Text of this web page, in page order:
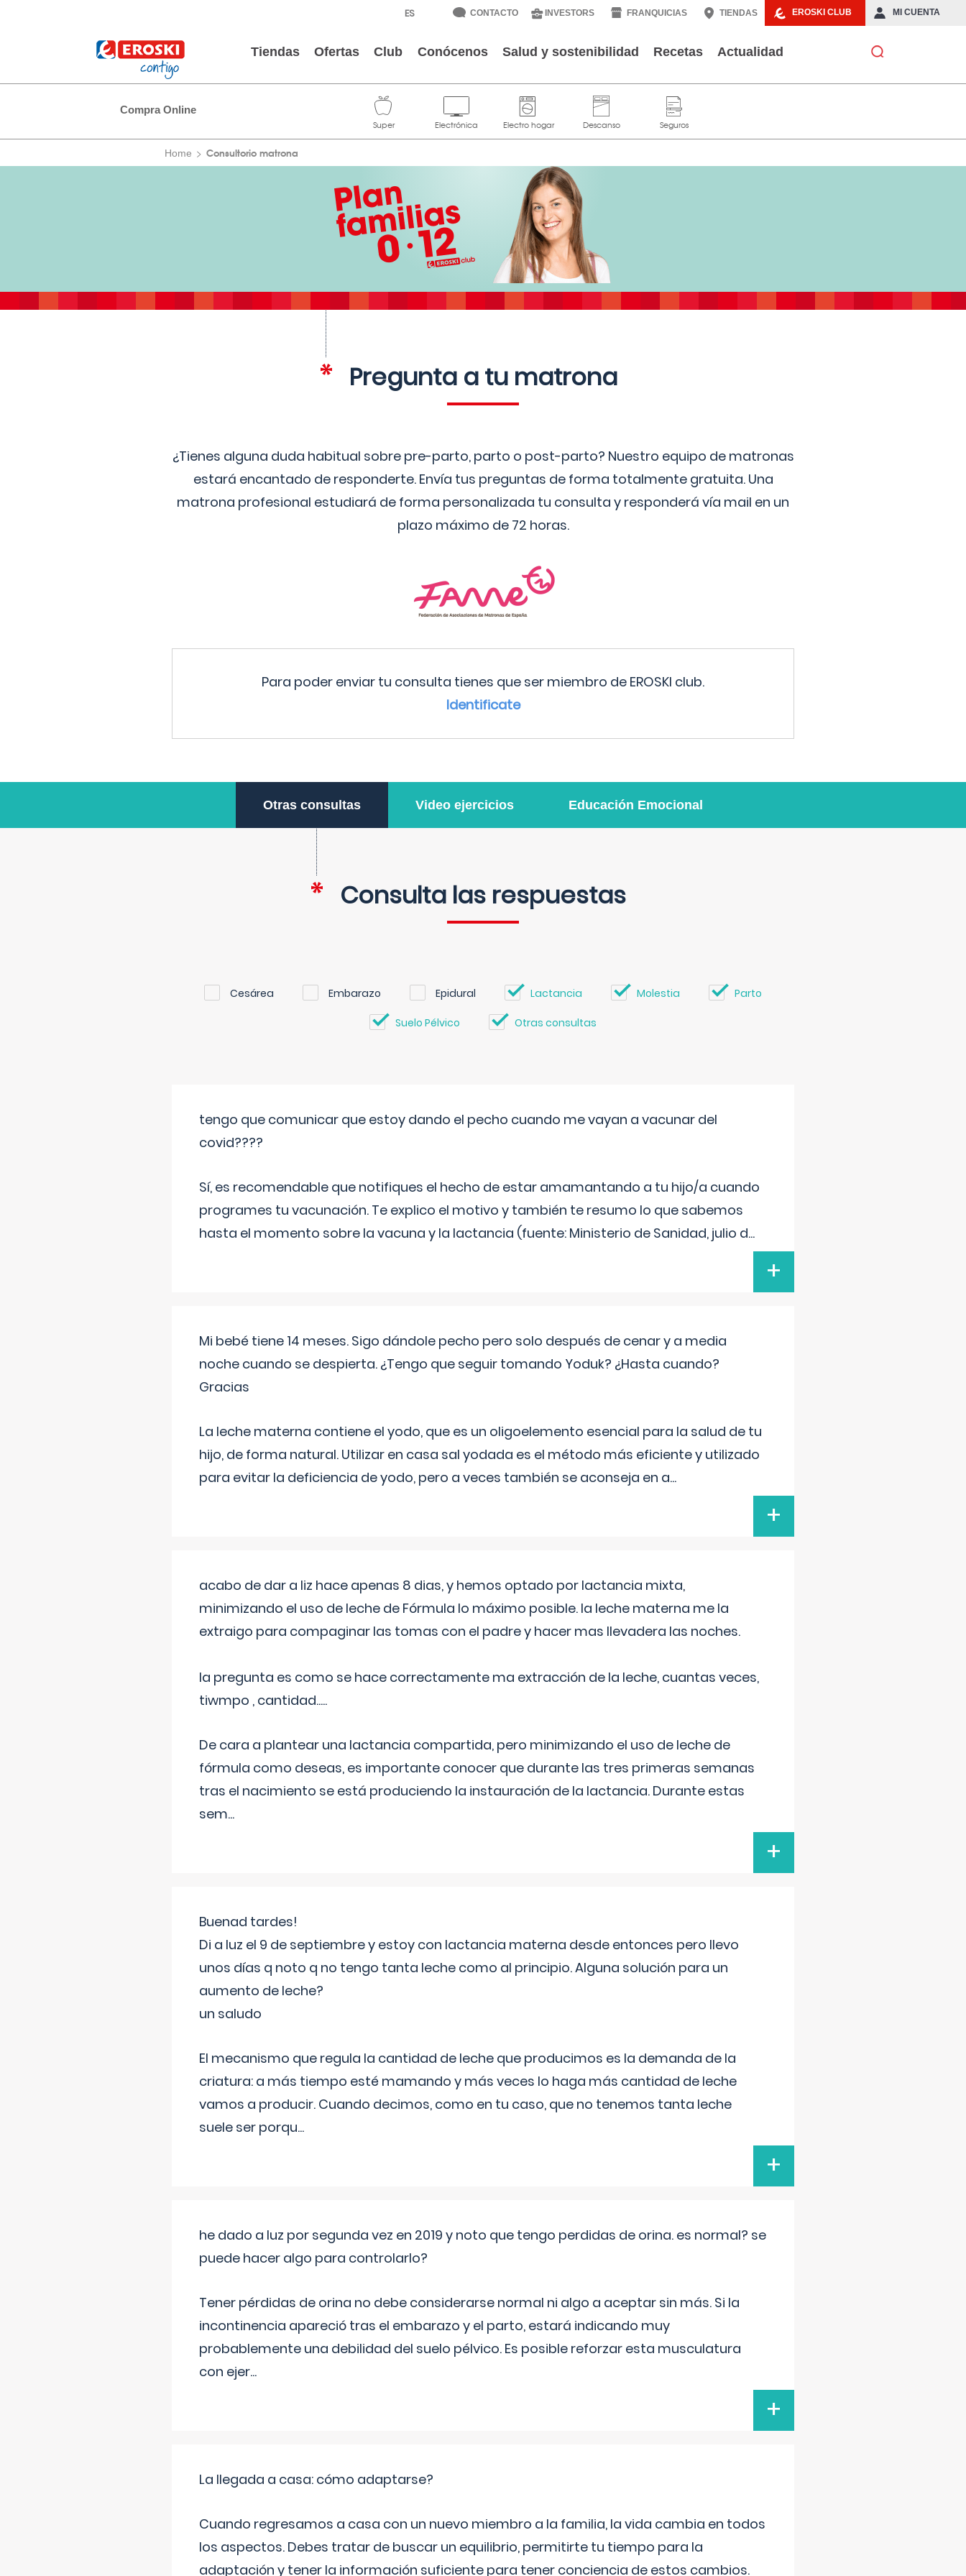
EROSKI CLUB MI CUENTA
CONTACTO INVESTORS FRANQUICIAS TIENDAS
Tiendas Ofertas Club Conócenos Salud y sostenibilidad Recetas Actualidad
Compra Online
Home Consultorio matrona
Pregunta a tu matrona
¿Tienes alguna duda habitual sobre pre-parto, parto o post-parto? Nuestro equipo de matronas
estará encantado de responderte. Envía tus preguntas de forma totalmente gratuita. Una
matrona profesional estudiará de forma personalizada tu consulta y responderá vía mail en un
plazo máximo de 72 horas.
Para poder enviar tu consulta tienes que ser miembro de EROSKI club.
Identificate
Otras consultas Video ejercicios Educación Emocional
Consulta las respuestas
Cesárea Embarazo Epidural Lactancia Molestia Parto
Suelo Pélvico Otras consultas
tengo que comunicar que estoy dando el pecho cuando me vayan a vacunar del
covid????
Sí, es recomendable que notifiques el hecho de estar amamantando a tu hijo/a cuando
programes tu vacunación. Te explico el motivo y también te resumo lo que sabemos
hasta el momento sobre la vacuna y la lactancia (fuente: Ministerio de Sanidad, julio d...
+
Mi bebé tiene 14 meses. Sigo dándole pecho pero solo después de cenar y a media
noche cuando se despierta. ¿Tengo que seguir tomando Yoduk? ¿Hasta cuando?
Gracias
La leche materna contiene el yodo, que es un oligoelemento esencial para la salud de tu
hijo, de forma natural. Utilizar en casa sal yodada es el método más eficiente y utilizado
para evitar la deficiencia de yodo, pero a veces también se aconseja en a...
+
acabo de dar a liz hace apenas 8 dias, y hemos optado por lactancia mixta,
minimizando el uso de leche de Fórmula lo máximo posible. la leche materna me la
extraigo para compaginar las tomas con el padre y hacer mas llevadera las noches.
la pregunta es como se hace correctamente ma extracción de la leche, cuantas veces,
tiwmpo , cantidad.....
De cara a plantear una lactancia compartida, pero minimizando el uso de leche de
fórmula como deseas, es importante conocer que durante las tres primeras semanas
tras el nacimiento se está produciendo la instauración de la lactancia. Durante estas
sem...
+
Buenad tardes!
Di a luz el 9 de septiembre y estoy con lactancia materna desde entonces pero llevo
unos días q noto q no tengo tanta leche como al principio. Alguna solución para un
aumento de leche?
un saludo
El mecanismo que regula la cantidad de leche que producimos es la demanda de la
criatura: a más tiempo esté mamando y más veces lo haga más cantidad de leche
vamos a producir. Cuando decimos, como en tu caso, que no tenemos tanta leche
suele ser porqu...
+
he dado a luz por segunda vez en 2019 y noto que tengo perdidas de orina. es normal? se
puede hacer algo para controlarlo?
Tener pérdidas de orina no debe considerarse normal ni algo a aceptar sin más. Si la
incontinencia apareció tras el embarazo y el parto, estará indicando muy
probablemente una debilidad del suelo pélvico. Es posible reforzar esta musculatura
con ejer...
+
La llegada a casa: cómo adaptarse?
Cuando regresamos a casa con un nuevo miembro a la familia, la vida cambia en todos
los aspectos. Debes tratar de buscar un equilibrio, permitirte tu tiempo para la
adaptación y tener la información suficiente para tener conciencia de estos cambios.